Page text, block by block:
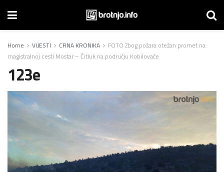
Home VIJESTI CRNA KRONIKA
FOTO Zbog požara otežan promet na
magistralnoj cesti Mostar – Čitluk na području Kobilovače
123e